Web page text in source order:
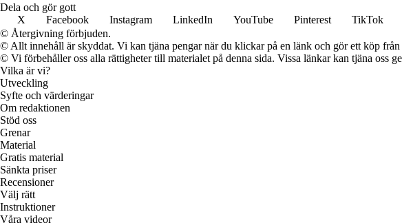
Dela och gör gott
X
Facebook Instagram LinkedIn YouTube Pinterest TikTok
© Återgivning förbjuden.
© Allt innehåll är skyddat. Vi kan tjäna pengar när du klickar på en länk och gör ett köp från
© Vi förbehåller oss alla rättigheter till materialet på denna sida. Vissa länkar kan tjäna oss
Vilka är vi?
Utveckling
Syfte och värderingar
Om redaktionen
Stöd oss
Grenar
Material
Gratis material
Sänkta priser
Recensioner
Välj rätt
Instruktioner
Våra videor